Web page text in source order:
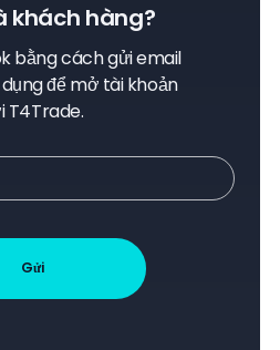
khách hàng?
bằng cách gửi email
để mở tài khoản
T4Trade.
Gửi